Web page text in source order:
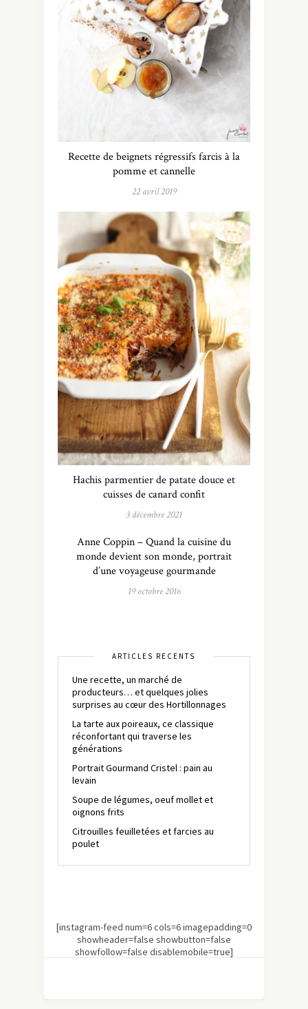
Recette de beignets régressifs farcis à la
pomme et cannelle
22 avril 2019
Hachis parmentier de patate douce et
cuisses de canard confit
3 décembre 2021
Anne Coppin – Quand la cuisine du
monde devient son monde, portrait
d’une voyageuse gourmande
19 octobre 2016
ARTICLES RÉCENTS
Une recette, un marché de
producteurs… et quelques jolies
surprises au cœur des Hortillonnages
La tarte aux poireaux, ce classique
réconfortant qui traverse les
générations
Portrait Gourmand Cristel : pain au
levain
Soupe de légumes, oeuf mollet et
oignons frits
Citrouilles feuilletées et farcies au
poulet
[instagram-feed num=6 cols=6 imagepadding=0
showheader=false showbutton=false
showfollow=false disablemobile=true]